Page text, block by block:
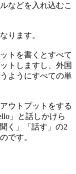
などを入れ込むこ
ります。
トを書くとすべて
トしますし、外国
ようにすべての単
ウトプットをする
」と話しかけら
く」「話す」の2
です。